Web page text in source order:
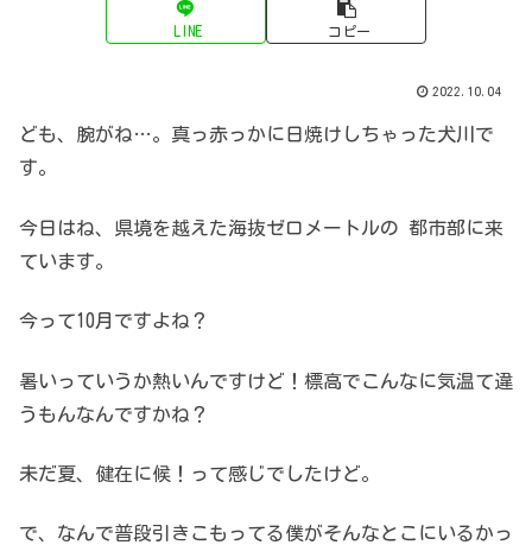
LINE コピー
2022.10.04
ども、腕がね…。真っ赤っかに日焼けしちゃった犬川で
す。
今日はね、県境を越えた海抜ゼロメートルの 都市部に来
ています。
今って10月ですよね？
暑いっていうか熱いんですけど！標高でこんなに気温て違
うもんなんですかね？
未だ夏、健在に候！って感じでしたけど。
で、なんで普段引きこもってる僕がそんなとこにいるかっ